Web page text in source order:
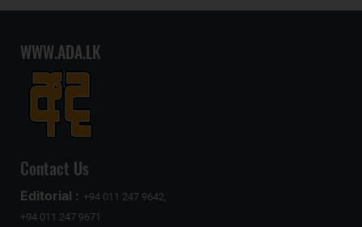
WWW.ADA.LK
Contact Us
Editorial : +94 011 247 9642,
+94 011 247 9671